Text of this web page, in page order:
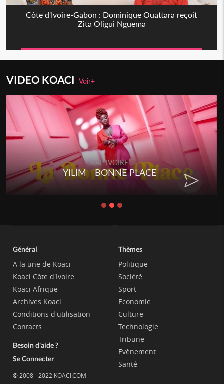
Côte d'Ivoire-Gabon : Dominique Ouattara reçoit
Zita Oligui Nguema
VIDEO KOACIVoir+
RAP IVOIRE
YILIM - BONNE PLACE
Général
A la une de Koaci
Koaci Côte d'Ivoire
Koaci Afrique
Archives Koaci
Conditions d'utilisation
Contacts
Besoin d'aide ?
Se Connecter
© 2008 - 2022 KOACI.COM
Thèmes
Politique
Société
Sport
Economie
Culture
Technologie
Tribune
Evènement
Santé